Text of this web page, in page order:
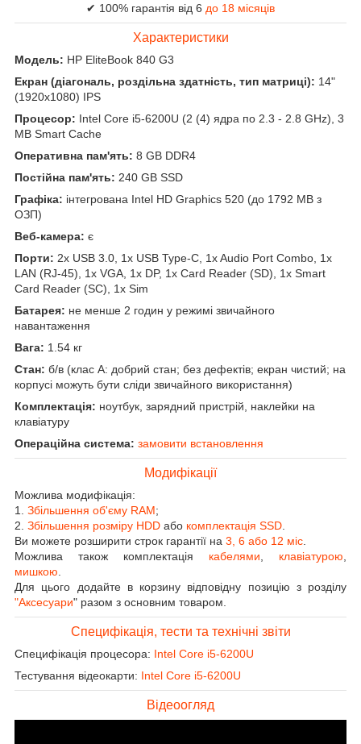
✔ 100% гарантія від 6 до 18 місяців
Характеристики
Модель: HP EliteBook 840 G3
Екран (діагональ, роздільна здатність, тип матриці): 14"
(1920x1080) IPS
Процесор: Intel Core i5-6200U (2 (4) ядра по 2.3 - 2.8 GHz), 3
MB Smart Cache
Оперативна пам'ять: 8 GB DDR4
Постійна пам'ять: 240 GB SSD
Графіка: інтегрована Intel HD Graphics 520 (до 1792 MB з
ОЗП)
Веб-камера: є
Порти: 2x USB 3.0, 1x USB Type-C, 1x Audio Port Combo, 1x
LAN (RJ-45), 1x VGA, 1x DP, 1x Card Reader (SD), 1x Smart
Card Reader (SC), 1x Sim
Батарея: не менше 2 годин у режимі звичайного
навантаження
Вага: 1.54 кг
Стан: б/в (клас А: добрий стан; без дефектів; екран чистий; на
корпусі можуть бути сліди звичайного використання)
Комплектація: ноутбук, зарядний пристрій, наклейки на
клавіатуру
Операційна система: замовити встановлення
Модифікації
Можлива модифікація:
1. Збільшення об'єму RAM;
2. Збільшення розміру HDD або комплектація SSD
Ви можете розширити строк гарантії на 3, 6 або 12 міс
Можлива також комплектація кабелями клавіатурою
мишкою
Для цього додайте в корзину відповідну позицію з розділу
"Аксесуари" разом з основним товаром.
Специфікація, тести та технічні звіти
Специфікація процесора: Intel Core i5-6200U
Тестування відеокарти: Intel Core i5-6200U
Відеоогляд